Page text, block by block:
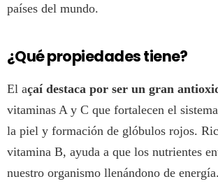
países del mundo.
¿Qué propiedades tiene?
El açaí destaca por ser un gran
vitaminas A y C que fortalecen el
la piel y formación de glóbulos rojos.
vitamina B, ayuda a que los nutrientes
nuestro organismo llenándono de energía.